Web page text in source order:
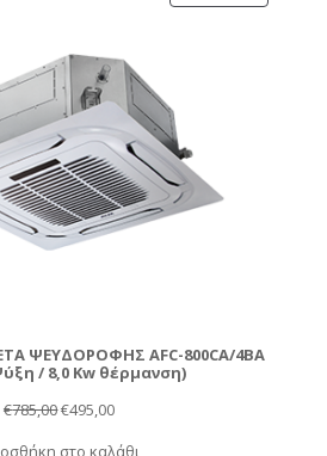
ΨΕΥΔΟΡΟΦΗΣ AFC-800CA/4BA
/ 8,0 Kw θέρμανση)
€785,00Original
€495,00Η
στο καλάθι